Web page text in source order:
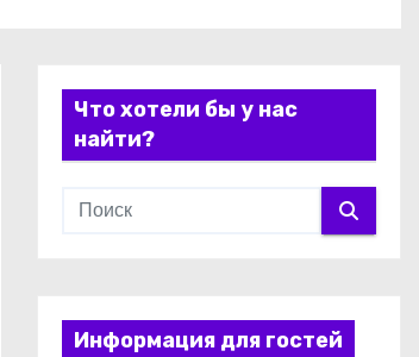
Что хотели бы у нас
найти?
Информация для гостей